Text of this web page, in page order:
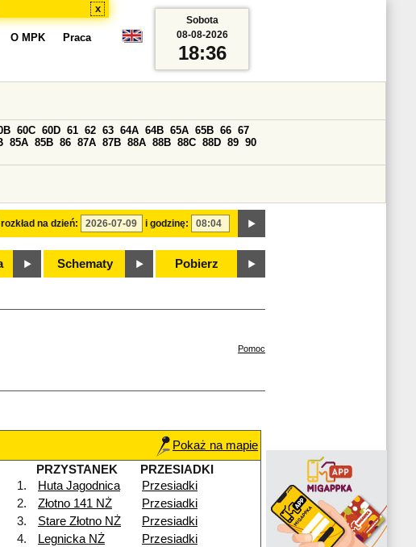
x
O MPK Praca
na dzień: i godzinę:
60C 60D 61 62 63 64A 64B 65A 65B 66 67
85A 85B 86 87A 87B 88A 88B 88C 88D 89 90
Schematy Pobierz
Sobota
08-08-2026
18:36
Pomoc
Pokaż na mapie
PRZYSTANEK
PRZESIADKI
1.
Huta Jagodnica
Przesiadki
2. Złotno 141 NŻ
Przesiadki
3. Stare Złotno NŻ
Przesiadki
4. Legnicka NŻ
Przesiadki